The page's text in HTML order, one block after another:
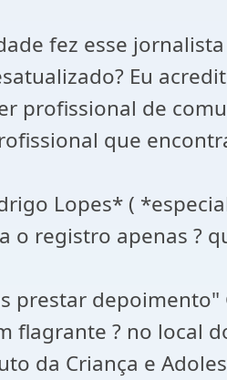
fez esse
Eu
profissional de
que
Lopes* (
o registro apenas ?
prestar
flagrante ? no local
da Criança e